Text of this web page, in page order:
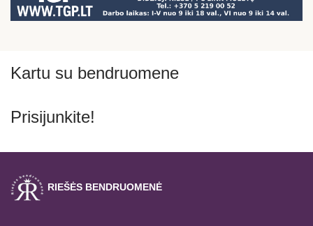
Kartu su bendruomene
Prisijunkite!
RIEŠĖS BENDRUOMENĖ